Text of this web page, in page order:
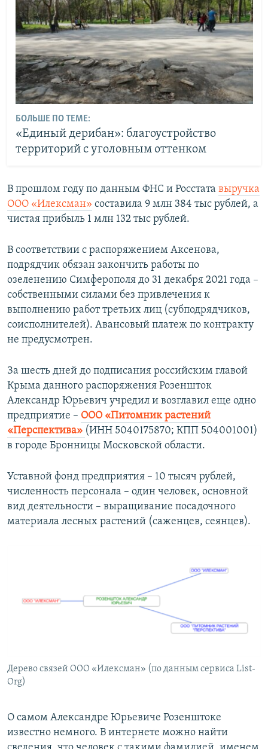
БОЛЬШЕ ПО ТЕМЕ:
«Единый дерибан»: благоустройство
территорий с уголовным оттенком
В прошлом году по данным ФНС и Росстата выручка
ООО «Илексман» составила 9 млн 384 тыс рублей, а
чистая прибыль 1 млн 132 тыс рублей.
В соответствии с распоряжением Аксенова,
подрядчик обязан закончить работы по
озеленению Симферополя до 31 декабря 2021 года –
собственными силами без привлечения к
выполнению работ третьих лиц (субподрядчиков,
соисполнителей). Авансовый платеж по контракту
не предусмотрен.
За шесть дней до подписания российским главой
Крыма данного распоряжения Розеншток
Александр Юрьевич учредил и возглавил еще одно
предприятие – ООО «Питомник растений
«Перспектива» (ИНН 5040175870; КПП 504001001)
в городе Бронницы Московской области.
Уставной фонд предприятия – 10 тысяч рублей,
численность персонала – один человек, основной
вид деятельности – выращивание посадочного
материала лесных растений (саженцев, сеянцев).
Дерево связей ООО «Илексман» (по данным сервиса List-
Org)
О самом Александре Юрьевиче Розенштоке
известно немного. В интернете можно найти